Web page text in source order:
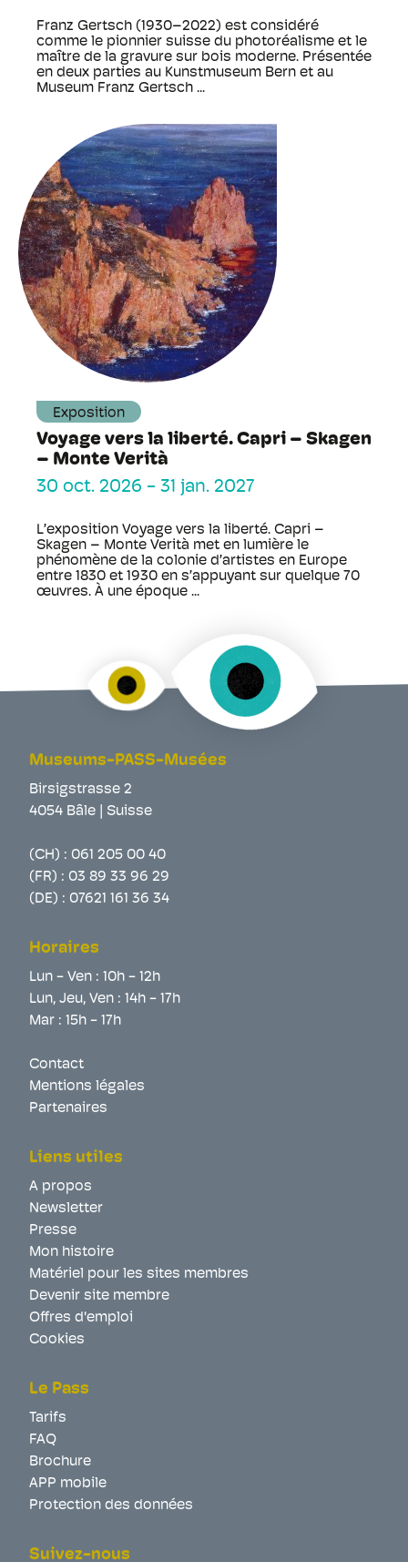
Franz Gertsch (1930–2022) est considéré
comme le pionnier suisse du photoréalisme et le
maître de la gravure sur bois moderne. Présentée
en deux parties au Kunstmuseum Bern et au
Museum Franz Gertsch ...
Exposition
Voyage vers la liberté. Capri – Skagen
– Monte Verità
30 oct. 2026 - 31 jan. 2027
L’exposition Voyage vers la liberté. Capri –
Skagen – Monte Verità met en lumière le
phénomène de la colonie d’artistes en Europe
entre 1830 et 1930 en s’appuyant sur quelque 70
œuvres. À une époque ...
Museums-PASS-Musées
Birsigstrasse 2
4054 Bâle | Suisse
(CH) : 061 205 00 40
(FR) : 03 89 33 96 29
(DE) : 07621 161 36 34
Horaires
Lun - Ven : 10h - 12h
Lun, Jeu, Ven : 14h - 17h
Mar : 15h - 17h
Contact
Mentions légales
Partenaires
Liens utiles
A propos
Newsletter
Presse
Mon histoire
Matériel pour les sites membres
Devenir site membre
Offres d'emploi
Cookies
Le Pass
Tarifs
FAQ
Brochure
APP mobile
Protection des données
Suivez-nous